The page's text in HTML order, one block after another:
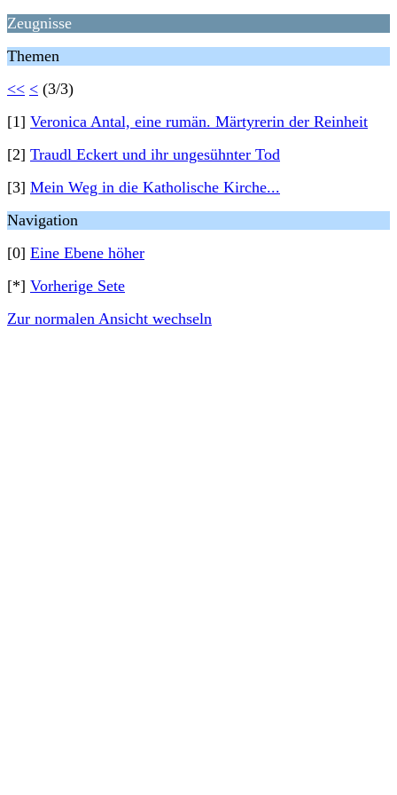
Zeugnisse
Themen
<< < (3/3)
[1] Veronica Antal, eine rumän. Märtyrerin der Reinheit
[2] Traudl Eckert und ihr ungesühnter Tod
[3] Mein Weg in die Katholische Kirche...
Navigation
[0] Eine Ebene höher
[*] Vorherige Sete
Zur normalen Ansicht wechseln